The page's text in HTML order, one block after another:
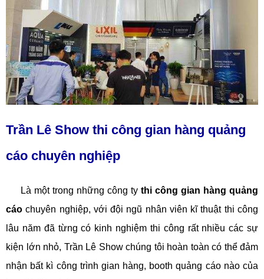
Trần Lê Show thi công gian hàng quảng
cáo chuyên nghiệp
Là một trong những công ty thi công gian hàng quảng
cáo chuyên nghiệp, với đội ngũ nhân viên kĩ thuật thi công
lâu năm đã từng có kinh nghiệm thi công rất nhiều các sự
kiện lớn nhỏ, Trần Lê Show chúng tôi hoàn toàn có thể đảm
nhận bất kì công trình gian hàng, booth quảng cáo nào của